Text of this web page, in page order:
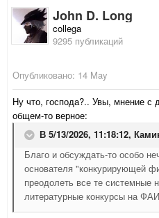
John D. Long
collega
9295 публикаций
Опубликовано: 14 May
Ну что, господа?.. Увы, мнение с
общем-то верное:
В 5/13/2026, 11:18:12,
Благо и обсуждать-то особо
основателя "конкурирующей
преодолеть все те системные
литературные конкурсы на